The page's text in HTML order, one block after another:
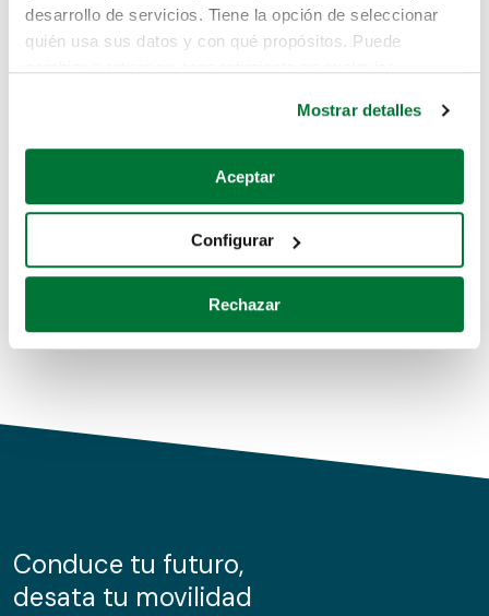
desarrollo de servicios. Tiene la opción de seleccionar
quién usa sus datos y con qué propósitos. Puede
Si lo permite, también quisiéramos:
Recopilar información sobre su ubicación geográfica
Identificar su dispositivo analizándolo activamente
para buscar características específicas (huellas
Obtenga más información sobre cómo se procesan sus
de cookies.
información sobre el uso que haga del sitio web con
nuestros partners de redes sociales, publicidad y análisis
Mostrar detalles
Aceptar
Configurar
Rechazar
Pero puedes encontrar el coche que estás
buscando en alguno de estos enlaces:
Coches de segunda mano
Coches de km0
Conduce tu futuro,
desata tu movilidad